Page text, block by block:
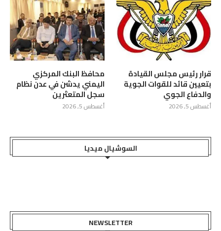
قرار رئيس مجلس القيادة
بتعيين قائد للقوات الجوية
والدفاع الجوي
أغسطس 5, 2026
محافظ البنك المركزي
اليمني يدشن في عدن نظام
سجل المتعثرين
أغسطس 5, 2026
السوشيال ميديا
NEWSLETTER